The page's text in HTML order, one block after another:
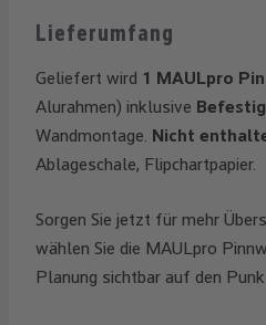
Lieferumfang
Geliefert wird 1 MAULpro
Alurahmen) inklusive
Wandmontage. Nicht
Ablageschale, Flipchartpapier.
Sorgen Sie jetzt für mehr
wählen Sie die MAULpro
Planung sichtbar auf den